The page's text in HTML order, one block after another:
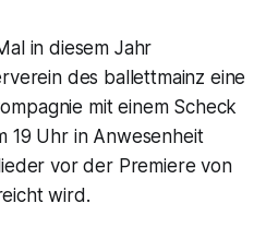
in diesem Jahr
des ballettmainz eine
mit einem Scheck
19 Uhr in Anwesenheit
vor der Premiere von
wird.